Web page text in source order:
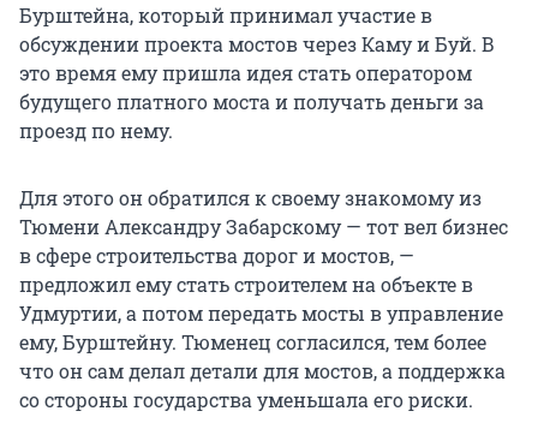
Бурштейна, который принимал участие в
обсуждении проекта мостов через Каму и Буй. В
это время ему пришла идея стать оператором
будущего платного моста и получать деньги за
проезд по нему.
Для этого он обратился к своему знакомому из
Тюмени Александру Забарскому — тот вел бизнес
в сфере строительства дорог и мостов, —
предложил ему стать строителем на объекте в
Удмуртии, а потом передать мосты в управление
ему, Бурштейну. Тюменец согласился, тем более
что он сам делал детали для мостов, а поддержка
со стороны государства уменьшала его риски.